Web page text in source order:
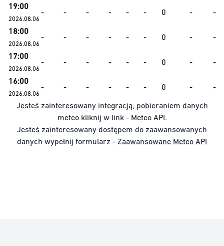
19:00
2026.08.06
- - - - - - 0 - -
18:00
2026.08.06
- - - - - - 0 - -
17:00
2026.08.06
- - - - - - 0 - -
16:00
2026.08.06
- - - - - - 0 - -
Jesteś zainteresowany integracją, pobieraniem danych
meteo kliknij w link - Meteo API.
Jesteś zainteresowany dostępem do zaawansowanych
danych wypełnij formularz - Zaawansowane Meteo API